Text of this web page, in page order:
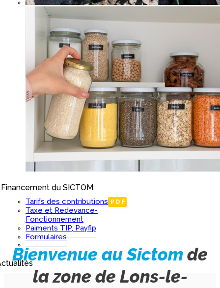
Financement du SICTOM
Tarifs des contributions PDF
Taxe et Redevance-
Fonctionnement
Paiments TIP, Payfip
Formulaires
Bienvenue au Sictomde
la zone de Lons-le-